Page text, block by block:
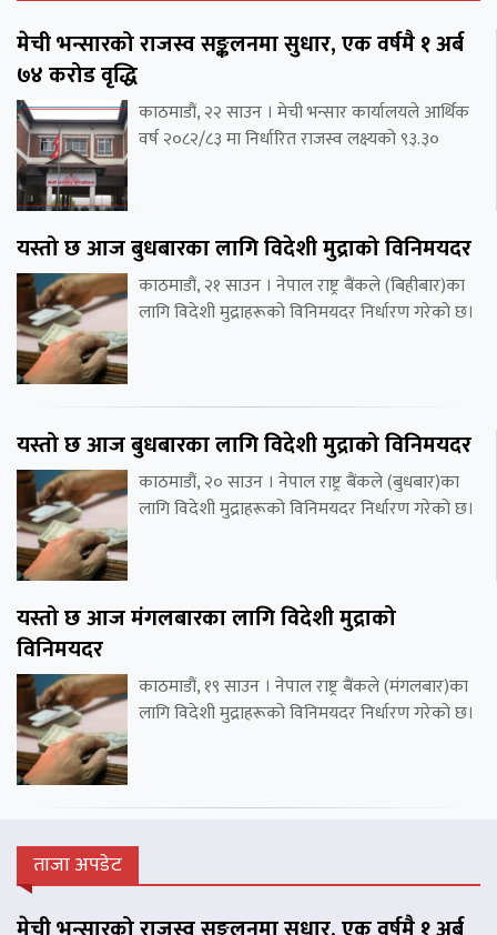
मेची भन्सारको राजस्व सङ्कलनमा सुधार, एक वर्षमै १ अर्ब
७४ करोड वृद्धि
काठमाडौं, २२ साउन । मेची भन्सार कार्यालयले आर्थिक
वर्ष २०८२/८३ मा निर्धारित राजस्व लक्ष्यको ९३.३०
यस्तो छ आज बुधबारका लागि विदेशी मुद्राको विनिमयदर
काठमाडौं, २१ साउन । नेपाल राष्ट्र बैंकले (बिहीबार)का
लागि विदेशी मुद्राहरूको विनिमयदर निर्धारण गरेको छ।
यस्तो छ आज बुधबारका लागि विदेशी मुद्राको विनिमयदर
काठमाडौं, २० साउन । नेपाल राष्ट्र बैंकले (बुधबार)का
लागि विदेशी मुद्राहरूको विनिमयदर निर्धारण गरेको छ।
यस्तो छ आज मंगलबारका लागि विदेशी मुद्राको
विनिमयदर
काठमाडौं, १९ साउन । नेपाल राष्ट्र बैंकले (मंगलबार)का
लागि विदेशी मुद्राहरूको विनिमयदर निर्धारण गरेको छ।
ताजा अपडेट